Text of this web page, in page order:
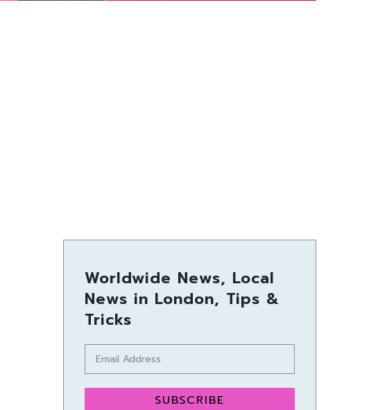
Worldwide News, Local
News in London, Tips &
Tricks
SUBSCRIBE